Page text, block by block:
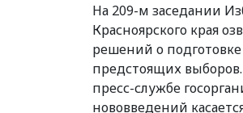
На 209-м заседании
Красноярского края
решений о
предстоящих
пресс-службе
нововведений